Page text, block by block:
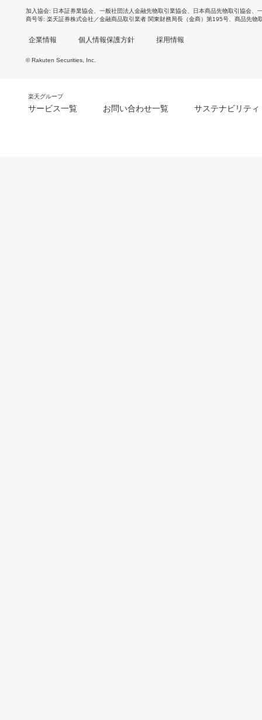
加入協会 日本証券業協会 一般社団法人金融先物取引業協会 日本商品先物取引協会
商号等 楽天証券株式会社／金融商品取引業者 関東財務局長（金商）第195号、商品先物
企業情報 個人情報保護方針 採用情報
© Rakuten Securities, Inc.
楽天グループ
サービス一覧 お問い合わせ一覧 サステナビリティ